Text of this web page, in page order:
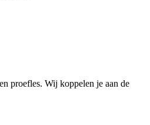
proefles. Wij koppelen je aan de